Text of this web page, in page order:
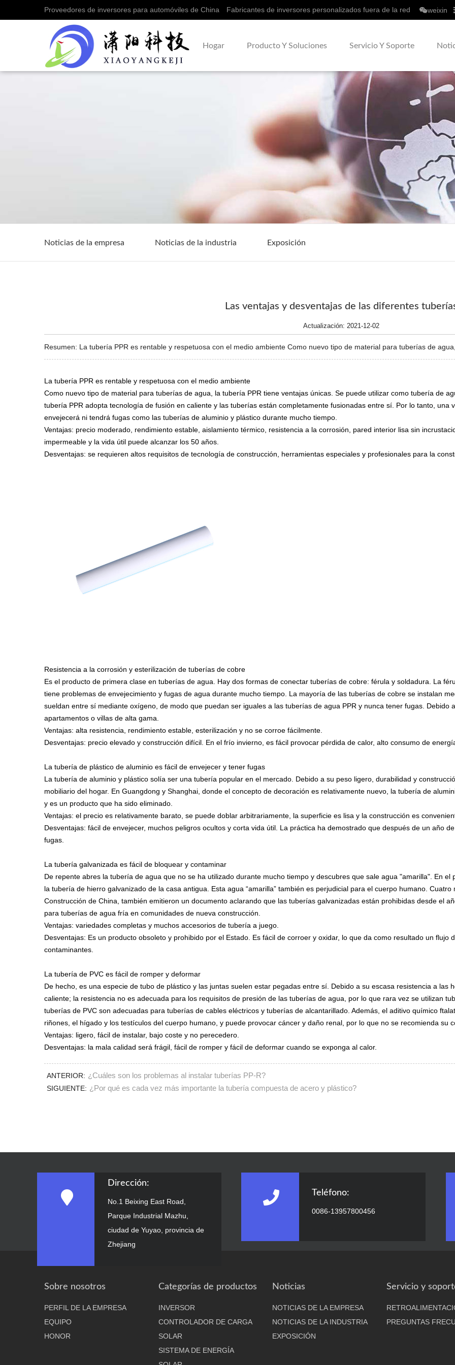
Proveedores de inversores para automóviles de China Fabricantes de inversores personalizados fuera de la red weixin
Hogar Producto Y Soluciones Servicio Y Soporte
Noticias de la empresa Noticias de la industria Exposición
Las ventajas y desventajas de las diferentes
Actualización: 2021-12-02
Resumen: La tubería PPR es rentable y respetuosa con el medio ambiente Como nuevo tipo de material para tuberías de
La tubería PPR es rentable y respetuosa con el medio ambiente
Como nuevo tipo de material para tuberías de agua, la tubería PPR tiene ventajas únicas. Se puede utilizar como tubería de
tubería PPR adopta tecnología de fusión en caliente y las tuberías están completamente fusionadas entre sí. Por lo tanto, una
envejecerá ni tendrá fugas como las tuberías de aluminio y plástico durante mucho tiempo.
Ventajas: precio moderado, rendimiento estable, aislamiento térmico, resistencia a la corrosión, pared interior lisa sin
impermeable y la vida útil puede alcanzar los 50 años.
Desventajas: se requieren altos requisitos de tecnología de construcción, herramientas especiales y profesionales para la
Resistencia a la corrosión y esterilización de tuberías de cobre
Es el producto de primera clase en tuberías de agua. Hay dos formas de conectar tuberías de cobre: férula y soldadura. La
tiene problemas de envejecimiento y fugas de agua durante mucho tiempo. La mayoría de las tuberías de cobre se instalan
sueldan entre sí mediante oxígeno, de modo que puedan ser iguales a las tuberías de agua PPR y nunca tener fugas. Debido
apartamentos o villas de alta gama.
Ventajas: alta resistencia, rendimiento estable, esterilización y no se corroe fácilmente.
Desventajas: precio elevado y construcción difícil. En el frío invierno, es fácil provocar pérdida de calor, alto consumo de
La tubería de plástico de aluminio es fácil de envejecer y tener fugas
La tubería de aluminio y plástico solía ser una tubería popular en el mercado. Debido a su peso ligero, durabilidad y
mobiliario del hogar. En Guangdong y Shanghai, donde el concepto de decoración es relativamente nuevo, la tubería de
y es un producto que ha sido eliminado.
Ventajas: el precio es relativamente barato, se puede doblar arbitrariamente, la superficie es lisa y la construcción es
Desventajas: fácil de envejecer, muchos peligros ocultos y corta vida útil. La práctica ha demostrado que después de un año
fugas.
La tubería galvanizada es fácil de bloquear y contaminar
De repente abres la tubería de agua que no se ha utilizado durante mucho tiempo y descubres que sale agua "amarilla". En
la tubería de hierro galvanizado de la casa antigua. Esta agua “amarilla” también es perjudicial para el cuerpo humano.
Construcción de China, también emitieron un documento aclarando que las tuberías galvanizadas están prohibidas desde el
para tuberías de agua fría en comunidades de nueva construcción.
Ventajas: variedades completas y muchos accesorios de tubería a juego.
Desventajas: Es un producto obsoleto y prohibido por el Estado. Es fácil de corroer y oxidar, lo que da como resultado un flujo
contaminantes.
La tubería de PVC es fácil de romper y deformar
De hecho, es una especie de tubo de plástico y las juntas suelen estar pegadas entre sí. Debido a su escasa resistencia a las
caliente; la resistencia no es adecuada para los requisitos de presión de las tuberías de agua, por lo que rara vez se utilizan
tuberías de PVC son adecuadas para tuberías de cables eléctricos y tuberías de alcantarillado. Además, el aditivo químico
riñones, el hígado y los testículos del cuerpo humano, y puede provocar cáncer y daño renal, por lo que no se recomienda su
Ventajas: ligero, fácil de instalar, bajo coste y no perecedero.
Desventajas: la mala calidad será frágil, fácil de romper y fácil de deformar cuando se exponga al calor.
ANTERIOR: ¿Cuáles son los problemas al instalar tuberías PP-R?
SIGUIENTE: ¿Por qué es cada vez más importante la tubería compuesta de acero y plástico?
Dirección:
No.1 Beixing East Road,
Parque Industrial Mazhu,
ciudad de Yuyao, provincia de
Zhejiang
Teléfono:
0086-13957800456
Sobre nosotros
PERFIL DE LA EMPRESA
EQUIPO
HONOR
Categorías de productos
INVERSOR
CONTROLADOR DE CARGA
SOLAR
SISTEMA DE ENERGÍA
Noticias
NOTICIAS DE LA EMPRESA
NOTICIAS DE LA INDUSTRIA
EXPOSICIÓN
Servicio y
PREGUNTAS